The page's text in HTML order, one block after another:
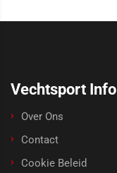
Vechtsport Info
Over Ons
Contact
Cookie Beleid